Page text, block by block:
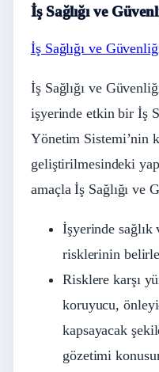
İş Sağlığı ve
İş Sağlığı ve
İş Sağlığı ve
işyerinde etkin bir İş
Yönetim Sistemi’nin
geliştirilmesindeki
amaçla İş Sağlığı ve
İşyerinde
risklerinin
Risklere karşı
koruyucu,
kapsayacak
gözetimi